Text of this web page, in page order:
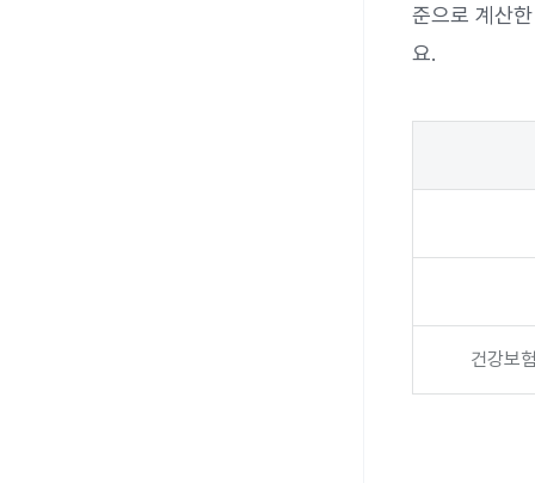
준으로 계산
요.
건강보